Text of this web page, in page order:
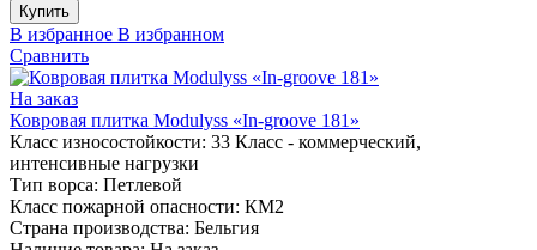
Купить
В избранное В избранном
Сравнить
На заказ
Ковровая плитка Modulyss «In-groove 181»
Класс износостойкости: 33 Класс - коммерческий,
интенсивные нагрузки
Тип ворса: Петлевой
Класс пожарной опасности: КМ2
Страна производства: Бельгия